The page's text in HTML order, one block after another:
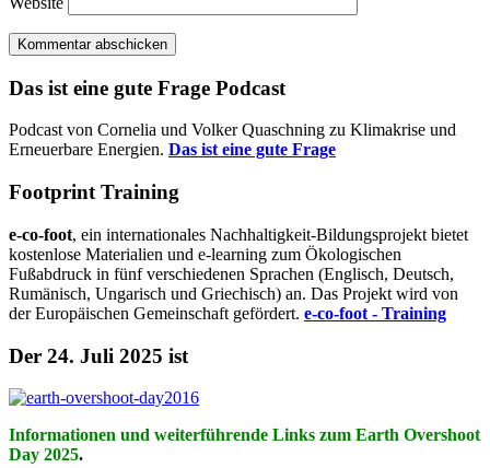
Das ist eine gute Frage Podcast
Podcast von Cornelia und Volker Quaschning zu Klimakrise und
Erneuerbare Energien. Das ist eine gute Frage
Footprint Training
e-co-foot, ein internationales Nachhaltigkeit-Bildungsprojekt bietet
kostenlose Materialien und e-learning zum Ökologischen
Fußabdruck in fünf verschiedenen Sprachen (Englisch, Deutsch,
Rumänisch, Ungarisch und Griechisch) an. Das Projekt wird von
der Europäischen Gemeinschaft gefördert. e-co-foot - Training
Der 24. Juli 2025 ist
Informationen und weiterführende Links zum Earth Overshoot
Day 2025.